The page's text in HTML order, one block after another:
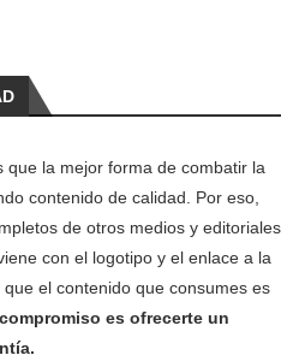
que la mejor forma de combatir la
contenido de calidad. Por eso,
de otros medios y editoriales
con el logotipo y el enlace a la
el contenido que consumes es
es ofrecerte un